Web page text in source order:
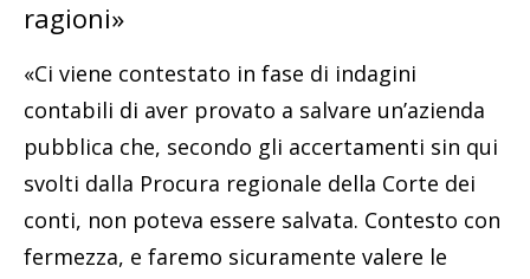
ragioni»
«Ci viene contestato in fase di indagini
contabili di aver provato a salvare un’azienda
pubblica che, secondo gli accertamenti sin qui
svolti dalla Procura regionale della Corte dei
conti, non poteva essere salvata. Contesto con
fermezza, e faremo sicuramente valere le